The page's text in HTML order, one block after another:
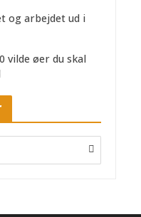
og arbejdet ud i
vilde øer du skal